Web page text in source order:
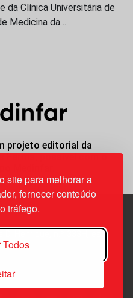
site para melhorar a
fornecer conteúdo
tráfego.
Todos
da Clínica Universitária de
Medicina da…
projeto editorial da
Farma, possível com o
D. Henrique, n.º 333H, esc.